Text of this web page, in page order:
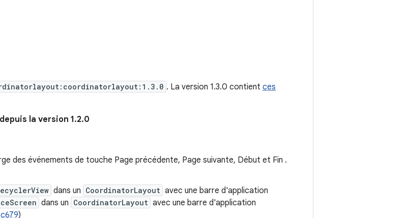
. La version 1.3.0 contient ces
la version 1.2.0
des événements de touche Page précédente, Page suivante, Début et Fin .
dans un CoordinatorLayout avec une barre d'application
dans un CoordinatorLayout avec une barre d'application
)